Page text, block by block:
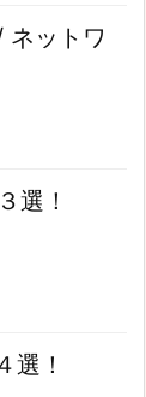
ネットワ
選！
選！